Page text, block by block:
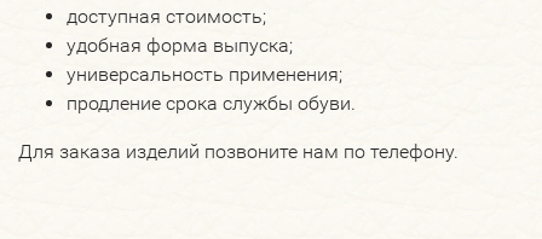
доступная стоимость;
удобная форма выпуска;
универсальность применения;
продление срока службы обуви.
Для заказа изделий позвоните нам по телефону.